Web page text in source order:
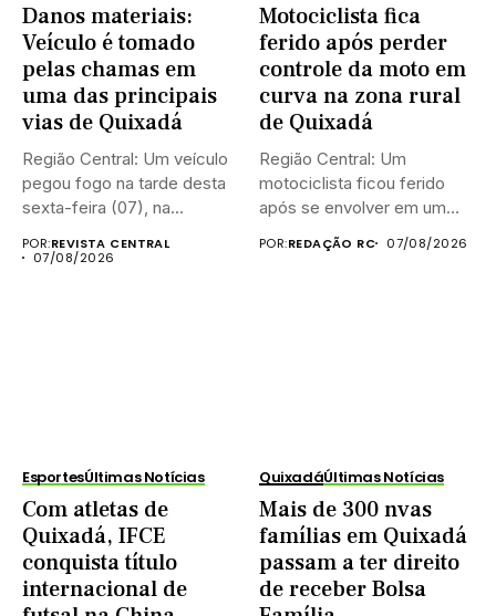
Danos materiais:
Veículo é tomado
pelas chamas em
uma das principais
vias de Quixadá
Região Central: Um veículo
pegou fogo na tarde desta
sexta-feira (07), na...
POR:REVISTA CENTRAL
07/08/2026
Motociclista fica
ferido após perder
controle da moto em
curva na zona rural
de Quixadá
Região Central: Um
motociclista ficou ferido
após se envolver em um
POR:REDAÇÃO RC 07/08/2026
EsportesÚltimas Notícias
Com atletas de
Quixadá, IFCE
conquista título
internacional de
QuixadáÚltimas Notícias
Mais de 300 nvas
famílias em Quixadá
passam a ter direito
de receber Bolsa